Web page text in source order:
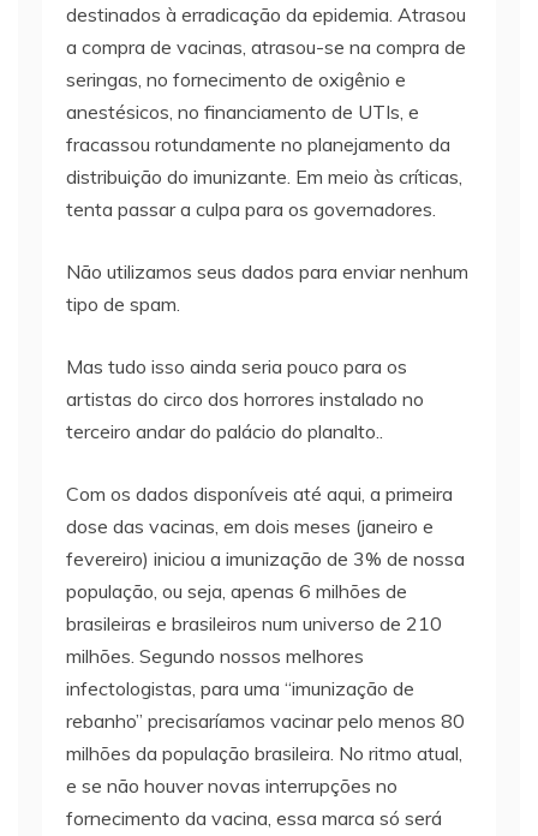
destinados à erradicação da epidemia. Atrasou
a compra de vacinas, atrasou-se na compra de
seringas, no fornecimento de oxigênio e
anestésicos, no financiamento de UTIs, e
fracassou rotundamente no planejamento da
distribuição do imunizante. Em meio às críticas,
tenta passar a culpa para os governadores.
Não utilizamos seus dados para enviar nenhum
tipo de spam.
Mas tudo isso ainda seria pouco para os
artistas do circo dos horrores instalado no
terceiro andar do palácio do planalto..
Com os dados disponíveis até aqui, a primeira
dose das vacinas, em dois meses (janeiro e
fevereiro) iniciou a imunização de 3% de nossa
população, ou seja, apenas 6 milhões de
brasileiras e brasileiros num universo de 210
milhões. Segundo nossos melhores
infectologistas, para uma “imunização de
rebanho” precisaríamos vacinar pelo menos 80
milhões da população brasileira. No ritmo atual,
e se não houver novas interrupções no
fornecimento da vacina, essa marca só será